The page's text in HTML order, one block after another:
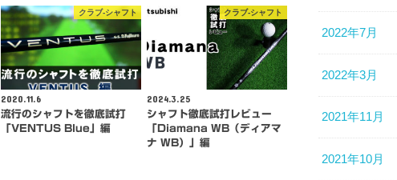
クラブ-シャフト
2020.11.6
流行のシャフトを徹底試打
「VENTUS Blue」編
クラブ-シャフト
2024.3.25
シャフト徹底試打レビュー
「Diamana WB（ディアマ
ナ WB）」編
2022年7月
2022年3月
2021年11月
2021年10月